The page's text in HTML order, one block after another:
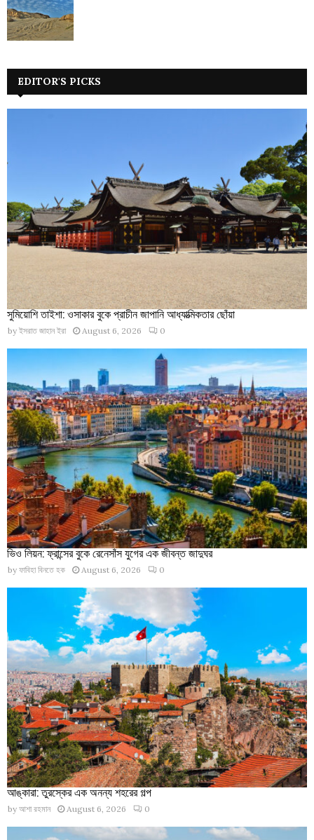
EDITOR'S PICKS
সুমিয়োশি তাইশা: ওসাকার বুকে প্রাচীন জাপানি আধ্যাত্মিকতার ছোঁয়া
by ইসরাত জাহান ইরা August 6, 2026 0
ভিও লিয়ন: ফ্রান্সের বুকে রেনেসাঁস যুগের এক জীবন্ত জাদুঘর
by ফাবিহা বিনতে হক August 6, 2026 0
আঙ্কারা: তুরস্কের এক অনন্য শহরের গল্প
by আশা রহমান August 6, 2026 0